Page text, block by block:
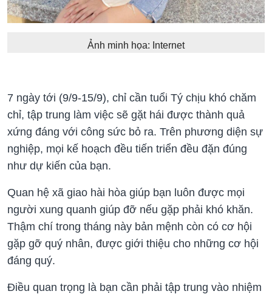
Ảnh minh họa: Internet
7 ngày tới (9/9-15/9), chỉ cần tuổi Tý chịu khó chăm
chỉ, tập trung làm việc sẽ gặt hái được thành quả
xứng đáng với công sức bỏ ra. Trên phương diện sự
nghiệp, mọi kế hoạch đều tiến triển đều đặn đúng
như dự kiến của bạn.
Quan hệ xã giao hài hòa giúp bạn luôn được mọi
người xung quanh giúp đỡ nếu gặp phải khó khăn.
Thậm chí trong tháng này bản mệnh còn có cơ hội
gặp gỡ quý nhân, được giới thiệu cho những cơ hội
đáng quý.
Điều quan trọng là bạn cần phải tập trung vào nhiệm